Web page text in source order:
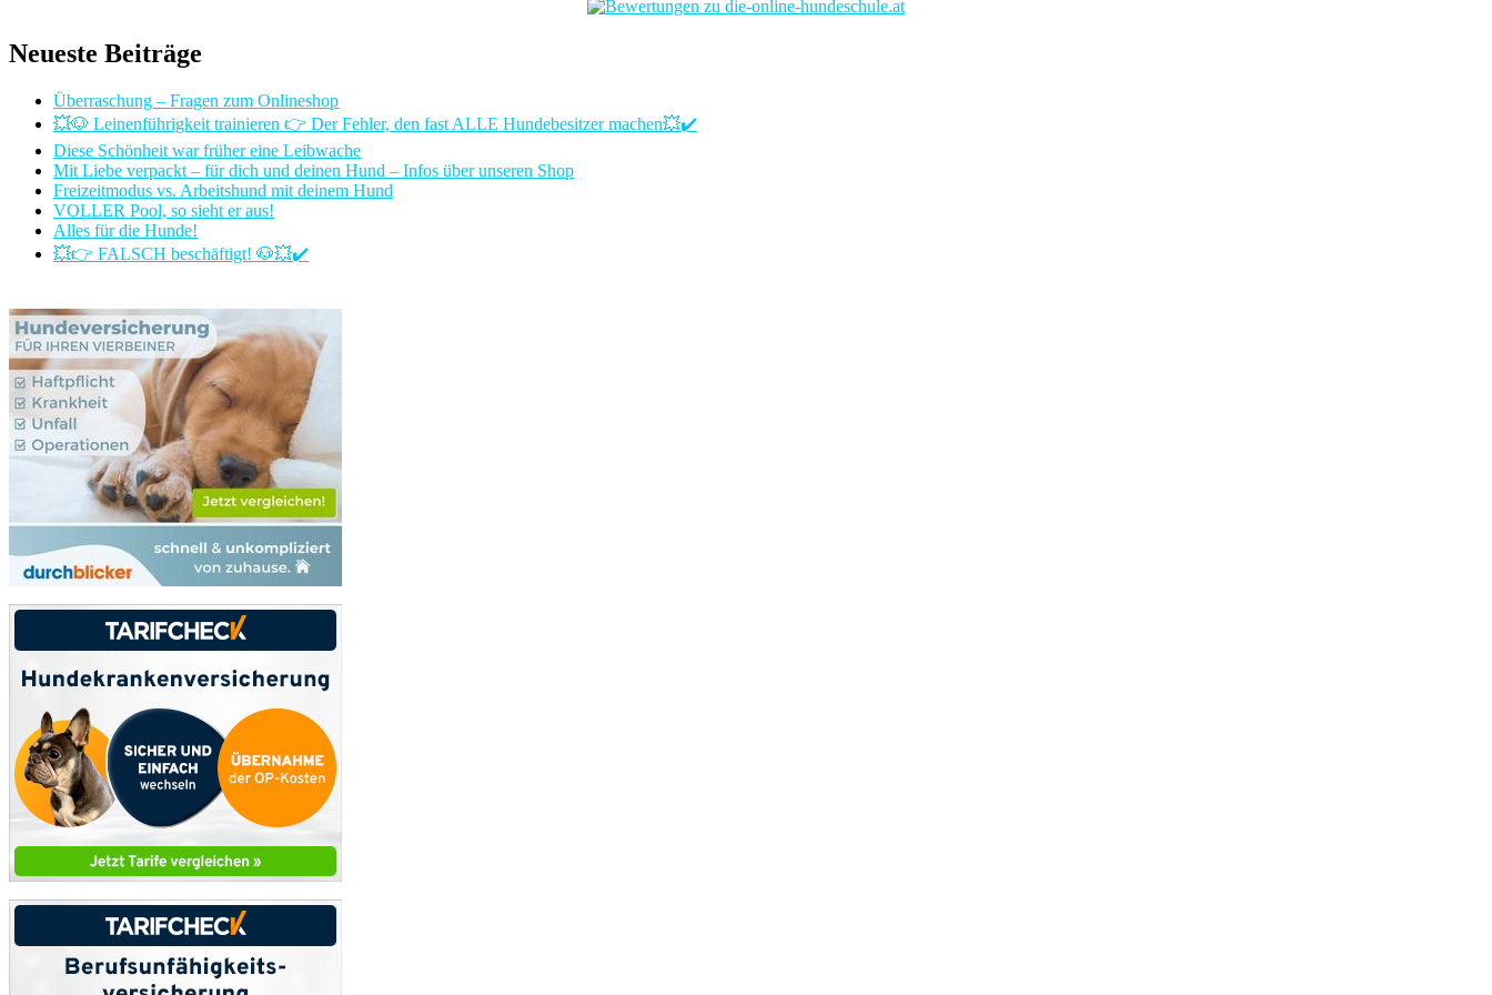
Neueste Beiträge
Überraschung – Fragen zum Onlineshop
💥🐶 Leinenführigkeit trainieren 👉 Der Fehler, den fast ALLE Hundebesitzer machen💥✔️
Diese Schönheit war früher eine Leibwache
Mit Liebe verpackt – für dich und deinen Hund – Infos über unseren Shop
Freizeitmodus vs. Arbeitshund mit deinem Hund
VOLLER Pool, so sieht er aus!
Alles für die Hunde!
💥👉 FALSCH beschäftigt! 🐶💥✔️